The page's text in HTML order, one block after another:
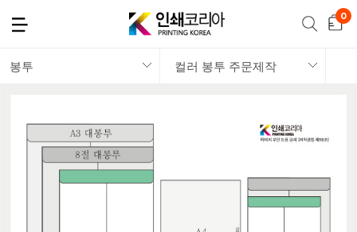
봉투 컬러 봉투 주문제작